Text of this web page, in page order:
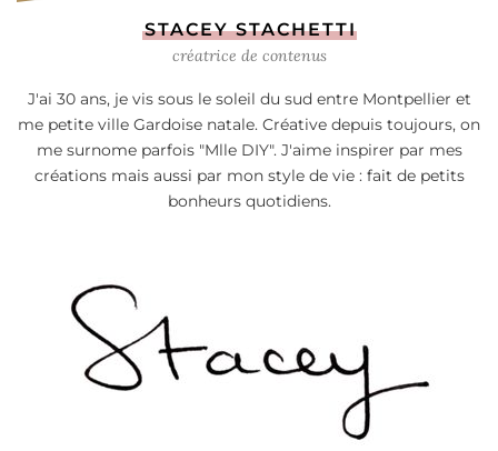
STACEY STACHETTI
créatrice de contenus
J'ai 30 ans, je vis sous le soleil du sud entre Montpellier et
me petite ville Gardoise natale. Créative depuis toujours, on
me surnome parfois "Mlle DIY". J'aime inspirer par mes
créations mais aussi par mon style de vie : fait de petits
bonheurs quotidiens.